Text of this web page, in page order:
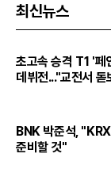
최신뉴스
초고속 승격 T1 '
데뷔전..."교전서
BNK 박준석,
준비할 것"